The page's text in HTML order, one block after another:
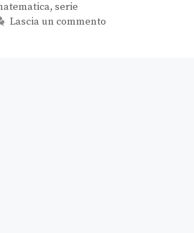
, serie
Lascia un commento